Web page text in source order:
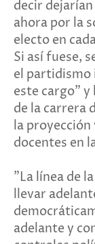
decir
ahora por la
electo en
Si así fuese,
el partidismo
este cargo"
de la carrera
la proyección
docentes en
"La línea de
llevar
adelante y